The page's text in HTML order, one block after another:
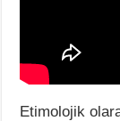
Etimolojik